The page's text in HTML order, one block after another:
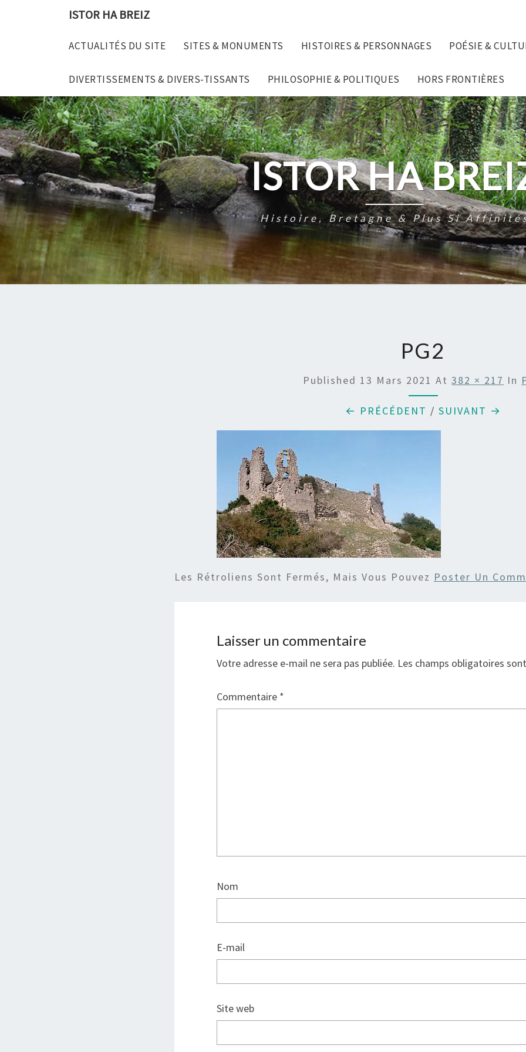
ISTOR HA BREIZ
ACTUALITÉS DU SITE SITES & MONUMENTS HISTOIRES & PERSONNAGES POÉSIE &
DIVERTISSEMENTS & DIVERS-TISSANTS PHILOSOPHIE & POLITIQUES HORS FRONTIÈRES
ISTOR HA
Histoire, Bretagne & Plus Si
PG2
Published 13 Mars 2021 At382 × 217 In
← PRÉCÉDENT / SUIVANT →
Les Rétroliens Sont Fermés, Mais Vous Pouvez Poster Un
Laisser un commentaire
Votre adresse e-mail ne sera pas publiée. Les champs obligatoires
Commentaire *
Nom
E-mail
Site web